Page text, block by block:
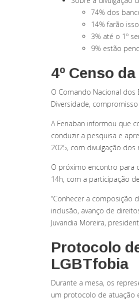
74% dos
14% farão
3% até o 1º
9% estão
4º Censo
O Comando Nacional
Diversidade,
A Fenaban informou que
conduzir a pesquisa e
2025, com divulgação
O próximo encontro para
14h, com a participação
“Conhecer a composição
inclusão, avanço de
Juvandia Moreira,
Protocolo
LGBTfobia
Durante a mesa, os
um protocolo de atuação